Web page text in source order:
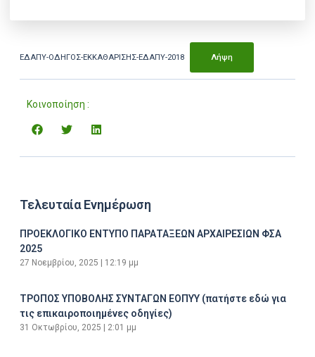
ΕΔΑΠΥ-ΟΔΗΓΟΣ-ΕΚΚΑΘΑΡΙΣΗΣ-ΕΔΑΠΥ-2018 Λήψη
Κοινοποίηση :
Τελευταία Ενημέρωση
ΠΡΟΕΚΛΟΓΙΚΟ ΕΝΤΥΠΟ ΠΑΡΑΤΑΞΕΩΝ ΑΡΧΑΙΡΕΣΙΩΝ ΦΣΑ
2025
27 Νοεμβρίου, 2025 12:19 μμ
ΤΡΟΠΟΣ ΥΠΟΒΟΛΗΣ ΣΥΝΤΑΓΩΝ ΕΟΠΥΥ (πατήστε εδώ για
τις επικαιροποιημένες οδηγίες)
31 Οκτωβρίου, 2025 2:01 μμ